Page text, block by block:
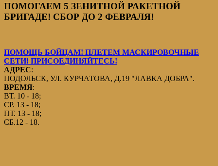
ПОМОГАЕМ 5 ЗЕНИТНОЙ РАКЕТНОЙ
БРИГАДЕ! СБОР ДО 2 ФЕВРАЛЯ!
ПОМОЩЬ БОЙЦАМ! ПЛЕТЕМ МАСКИРОВОЧНЫЕ
СЕТИ! ПРИСОЕДИНЯЙТЕСЬ!
АДРЕС:
ПОДОЛЬСК, УЛ. КУРЧАТОВА, Д.19 "ЛАВКА ДОБРА".
ВРЕМЯ:
ВТ. 10 - 18;
СР. 13 - 18;
ПТ. 13 - 18;
СБ.12 - 18.